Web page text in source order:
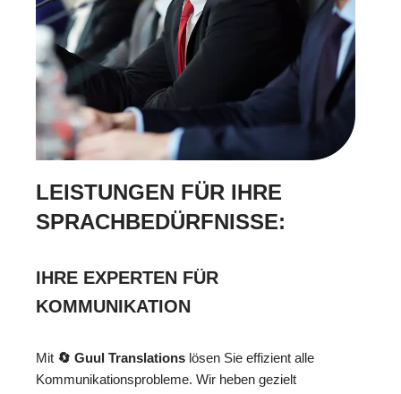
LEISTUNGEN FÜR IHRE
SPRACHBEDÜRFNISSE:
IHRE EXPERTEN FÜR
KOMMUNIKATION
Mit 🔄 Guul Translations lösen Sie effizient alle
Kommunikationsprobleme. Wir heben gezielt